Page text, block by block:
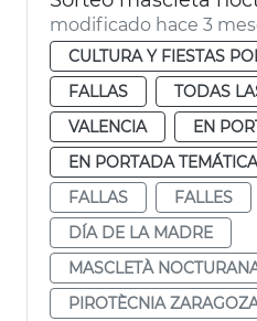
modificado hace 3
CULTURA Y FIESTAS
FALLAS
TODAS
VALENCIA
EN
EN PORTADA TEMÁTICA
FALLAS
FALLES
DÍA DE LA MADRE
MASCLETÀ
PIROTÈCNIA